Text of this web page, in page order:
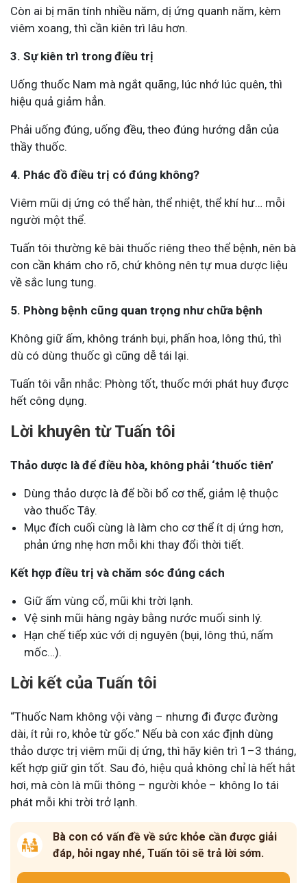
Còn ai bị mãn tính nhiều năm, dị ứng quanh năm, kèm
viêm xoang, thì cần kiên trì lâu hơn.
3. Sự kiên trì trong điều trị
Uống thuốc Nam mà ngắt quãng, lúc nhớ lúc quên, thì
hiệu quả giảm hẳn.
Phải uống đúng, uống đều, theo đúng hướng dẫn của
thầy thuốc.
4. Phác đồ điều trị có đúng không?
Viêm mũi dị ứng có thể hàn, thể nhiệt, thể khí hư… mỗi
người một thể.
Tuấn tôi thường kê bài thuốc riêng theo thể bệnh, nên bà
con cần khám cho rõ, chứ không nên tự mua dược liệu
về sắc lung tung.
5. Phòng bệnh cũng quan trọng như chữa bệnh
Không giữ ấm, không tránh bụi, phấn hoa, lông thú, thì
dù có dùng thuốc gì cũng dễ tái lại.
Tuấn tôi vẫn nhắc: Phòng tốt, thuốc mới phát huy được
hết công dụng.
Lời khuyên từ Tuấn tôi
Thảo dược là để điều hòa, không phải ‘thuốc tiên’
Dùng thảo dược là để bồi bổ cơ thể, giảm lệ thuộc
vào thuốc Tây.
Mục đích cuối cùng là làm cho cơ thể ít dị ứng hơn,
phản ứng nhẹ hơn mỗi khi thay đổi thời tiết.
Kết hợp điều trị và chăm sóc đúng cách
Giữ ấm vùng cổ, mũi khi trời lạnh.
Vệ sinh mũi hàng ngày bằng nước muối sinh lý.
Hạn chế tiếp xúc với dị nguyên (bụi, lông thú, nấm
mốc…).
Lời kết của Tuấn tôi
“Thuốc Nam không vội vàng – nhưng đi được đường
dài, ít rủi ro, khỏe từ gốc.” Nếu bà con xác định dùng
thảo dược trị viêm mũi dị ứng, thì hãy kiên trì 1–3 tháng,
kết hợp giữ gìn tốt. Sau đó, hiệu quả không chỉ là hết hắt
hơi, mà còn là mũi thông – người khỏe – không lo tái
phát mỗi khi trời trở lạnh.
Bà con có vấn đề về sức khỏe cần được giải
đáp, hỏi ngay nhé, Tuấn tôi sẽ trả lời sớm.